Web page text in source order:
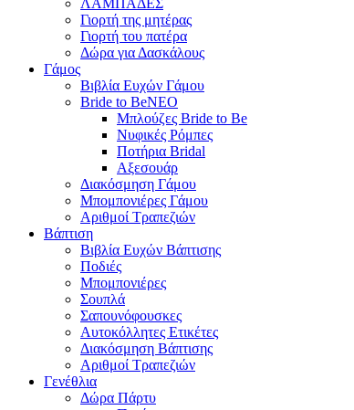
Γιορτή της μητέρας
Γιορτή του πατέρα
Δώρα για Δασκάλους
Γάμος
Βιβλία Ευχών Γάμου
Bride to BeNEO
Μπλούζες Bride to Be
Νυφικές Ρόμπες
Ποτήρια Bridal
Αξεσουάρ
Διακόσμηση Γάμου
Μπομπονιέρες Γάμου
Αριθμοί Τραπεζιών
Βάπτιση
Βιβλία Ευχών Βάπτισης
Ποδιές
Μπομπονιέρες
Σουπλά
Σαπουνόφουσκες
Αυτοκόλλητες Ετικέτες
Διακόσμηση Βάπτισης
Αριθμοί Τραπεζιών
Γενέθλια
Δώρα Πάρτυ